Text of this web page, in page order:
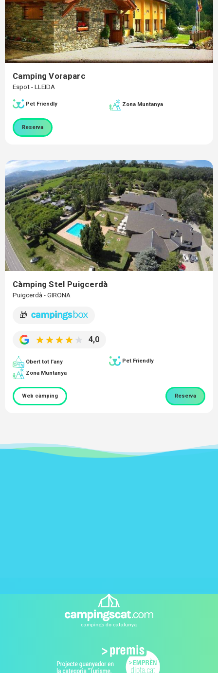
Camping Voraparc
Espot - LLEIDA
Pet Friendly Zona Muntanya
Reserva
Càmping Stel Puigcerdà
Puigcerdà - GIRONA
🎁
4,0
Obert tot l'any
Pet Friendly
Zona Muntanya
Web càmping Reserva